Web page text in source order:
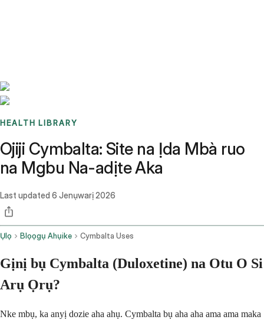
HEALTH LIBRARY
Ojiji Cymbalta: Site na Ịda Mbà ruo
na Mgbu Na-adịte Aka
Last updated 6 Jenụwarị 2026
Ụlọ Blọọgụ Ahụike Cymbalta Uses
Gịnị bụ Cymbalta (Duloxetine) na Otu O Si
Arụ Ọrụ?
Nke mbụ, ka anyị dozie aha ahụ. Cymbalta bụ aha aha ama ama maka